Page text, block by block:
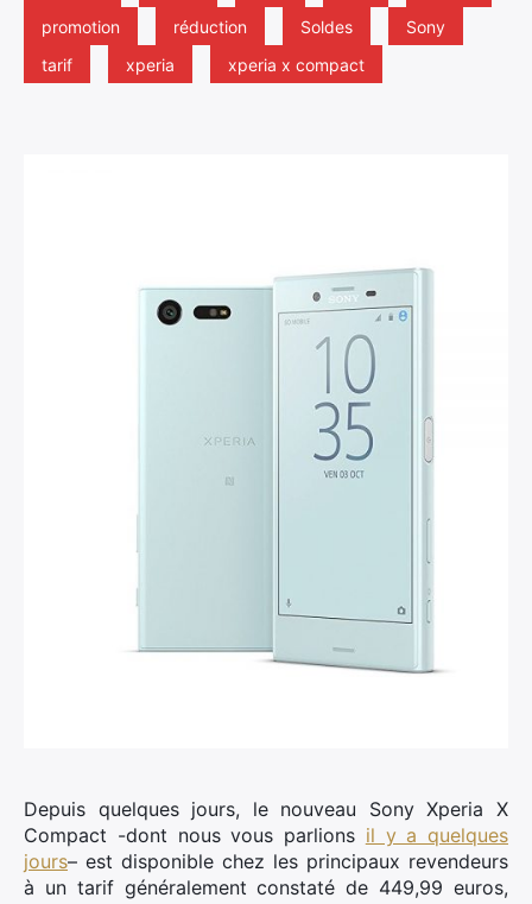
promotion
réduction Soldes
Sony
tarif
xperia xperia x compact
Depuis quelques jours, le nouveau Sony Xperia X
Compact -dont nous vous parlions il y a quelques
jours– est disponible chez les principaux revendeurs
à un tarif généralement constaté de 449,99 euros,